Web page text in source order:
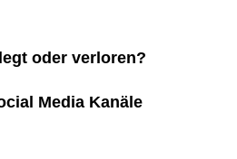
oder verloren?
Media Kanäle